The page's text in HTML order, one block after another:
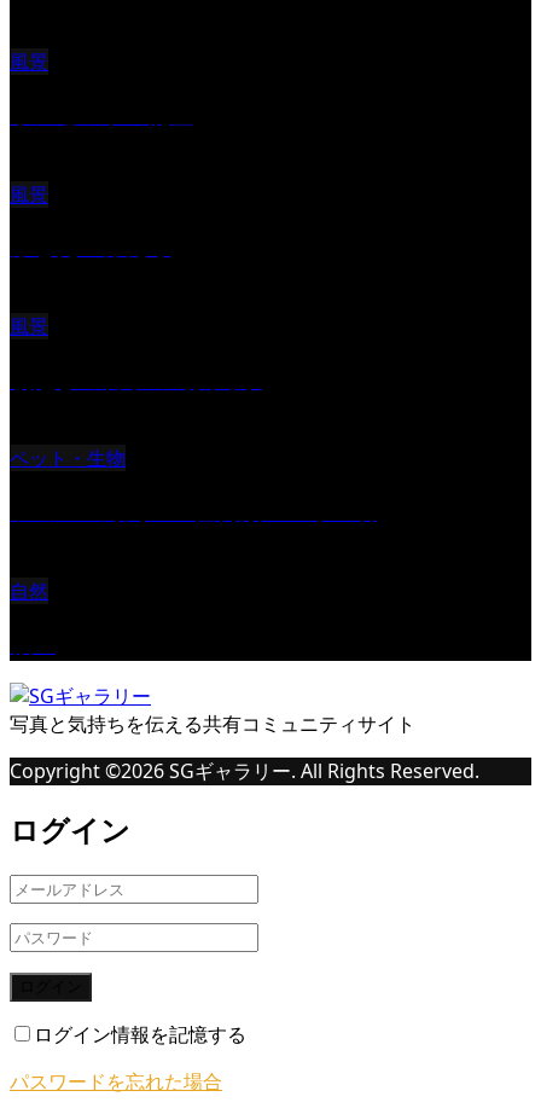
風景
風景
風景
ペット・生物
自然
写真と気持ちを伝える共有コミュニティサイト
Copyright ©2026SGギャラリー. All Rights Reserved.
ログイン
ログイン情報を記憶する
パスワードを忘れた場合